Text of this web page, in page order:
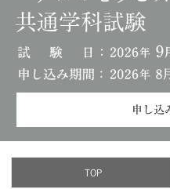
申し込
TOP